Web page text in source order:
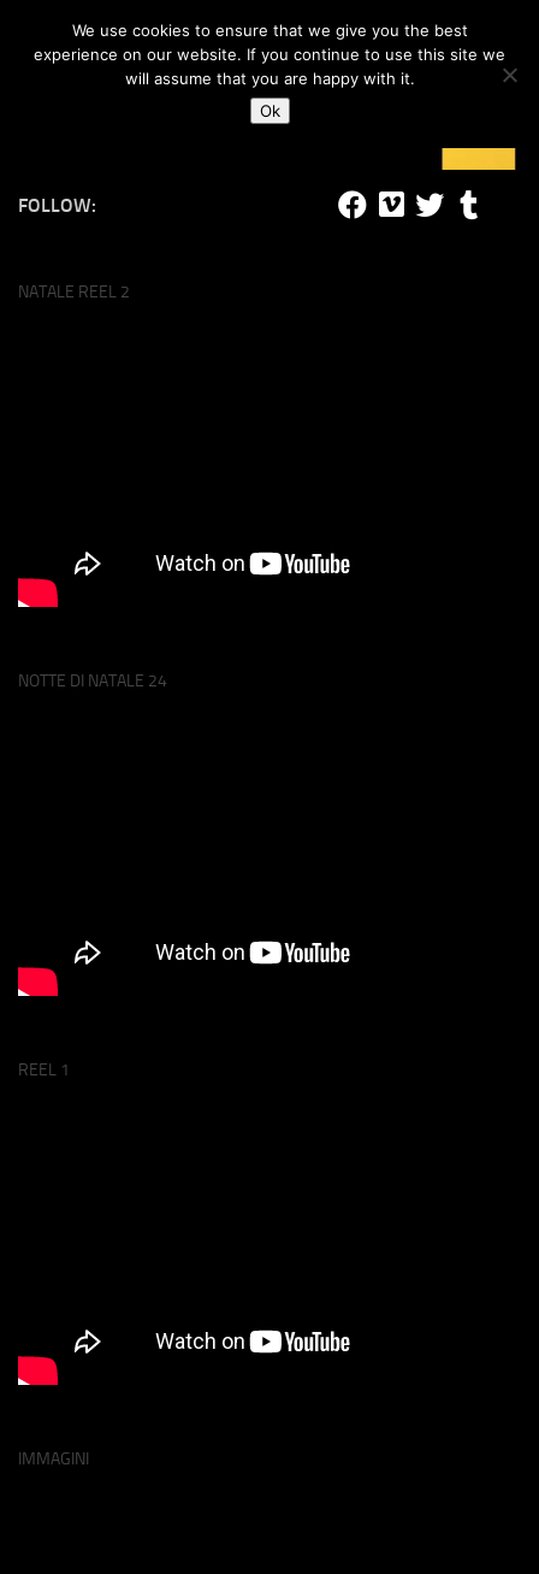
Skip to content
#lucalife
FOLLOW:
NATALE REEL 2
NOTTE DI NATALE 24
REEL 1
IMMAGINI
We use cookies to ensure that we give you the best
experience on our website. If you continue to use this site we
will assume that you are happy with it.
Ok